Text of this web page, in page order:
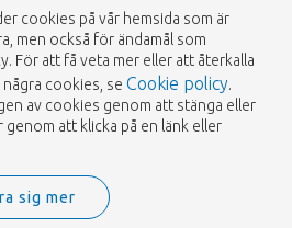
cookies på vår hemsida som är
men också för ändamål som
För att få veta mer eller att återkalla
cookies, se Cookie policy.
av cookies genom att stänga eller
att klicka på en länk eller
sig mer